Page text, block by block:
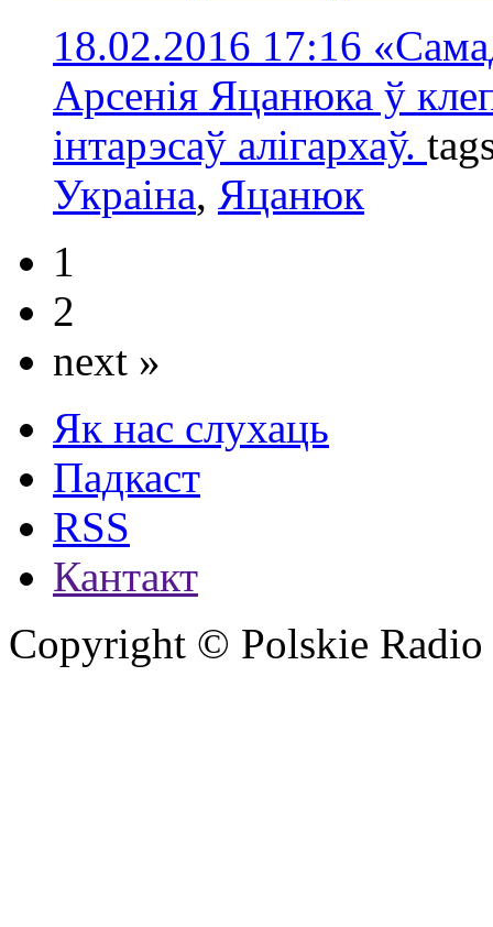
18.02.2016 17:16
Арсенія Яцанюка ў
інтарэсаў алігархаў.
Украінa, Яцанюк
1
2
next »
Як нас слухаць
Падкаст
RSS
Кантакт
Copyright © Polskie